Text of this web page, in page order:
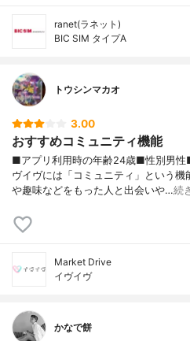
ranet(ラネット)
BIC SIM タイプA
トウシンマカオ
3.00
おすすめコミュニティ機能
■アプリ利用時の年齢24歳■性別男性
ヴイヴには「コミュニティ」という
や趣味などをもった人と出会いや…続
Market Drive
イヴイヴ
かなで餅